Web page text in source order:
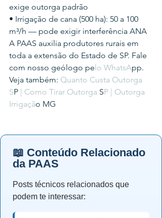
exige outorga padrão
• Irrigação de cana (500 ha): 50 a 100
m³/h — pode exigir interferência ANA
A PAAS auxilia produtores rurais em
toda a extensão do Estado de SP. Fale
com nosso geólogo pelo WhatsApp.
Veja também: Quanto Custa Outorga
SP | Como Tirar Outorga SP | Outorga
Irrigação MG
📖 Conteúdo Relacionado
da PAAS
Posts técnicos relacionados que
podem te interessar: